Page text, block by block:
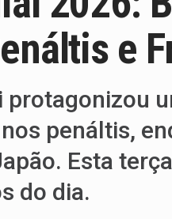
e
protagonizou
penáltis,
Esta
do dia.